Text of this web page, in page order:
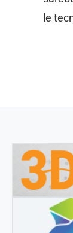
le
3DBooster -